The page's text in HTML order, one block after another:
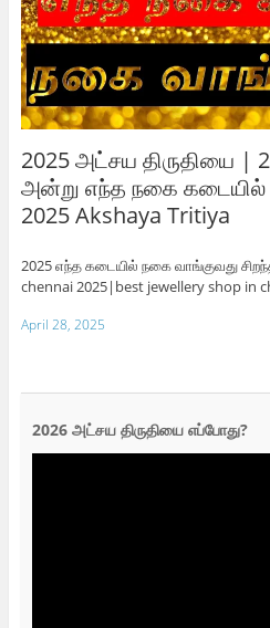
2025 அட்சய திருதியை |
அன்று எந்த நகை
2025 Akshaya Tritiya
2025 எந்த கடையில் நகை வாங்குவது
chennai 2025|best jewellery shop in
April 28, 2025
2026 அட்சய திருதியை எப்போது?